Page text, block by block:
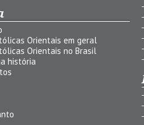
Orientais em geral
Orientais no Brasil
história